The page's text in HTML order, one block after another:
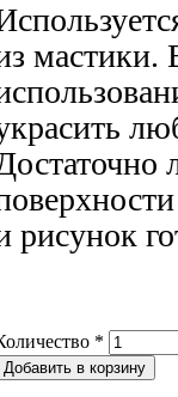
мастики.
рисунок
*